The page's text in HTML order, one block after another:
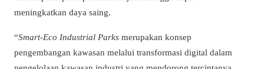
meningkatkan daya saing.
“Smart-Eco Industrial Parks merupakan konsep
pengembangan kawasan melalui transformasi digital dalam